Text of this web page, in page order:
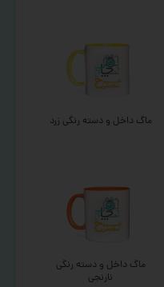
ماگ داخل و دسته رنگی زرد
ماگ داخل و دسته رنگی
نارنجی